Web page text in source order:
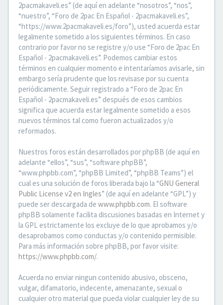
2pacmakaveli.es” (de aquí en adelante “nosotros”, “nos”,
“nuestro”, “Foro de 2pac En Español - 2pacmakaveli.es”,
“https://www.2pacmakaveli.es/foro”), usted acuerda estar
legalmente sometido a los siguientes términos. En caso
contrario por favor no se registre y/o use “Foro de 2pac En
Español - 2pacmakaveli.es”. Podemos cambiar estos
términos en cualquier momento e intentaríamos avisarle, sin
embargo sería prudente que los revisase por su cuenta
periódicamente. Seguir registrado a “Foro de 2pac En
Español - 2pacmakaveli.es” después de esos cambios
significa que acuerda estar legalmente sometido a esos
nuevos términos tal como fueron actualizados y/o
reformados.
Nuestros foros están desarrollados por phpBB (de aquí en
adelante “ellos”, “sus”, “software phpBB”,
“www.phpbb.com”, “phpBB Limited”, “phpBB Teams”) el
cual es una solución de foros liberada bajo la “GNU General
Public License v2 en Ingles” (de aquí en adelante “GPL”) y
puede ser descargada de www.phpbb.com. El software
phpBB solamente facilita discusiones basadas en Internet y
la GPL estrictamente los excluye de lo que aprobamos y/o
desaprobamos como conductas y/o contenido permisible.
Para más información sobre phpBB, por favor visite:
https://www.phpbb.com/.
Acuerda no enviar ningun contenido abusivo, obsceno,
vulgar, difamatorio, indecente, amenazante, sexual o
cualquier otro material que pueda violar cualquier ley de su